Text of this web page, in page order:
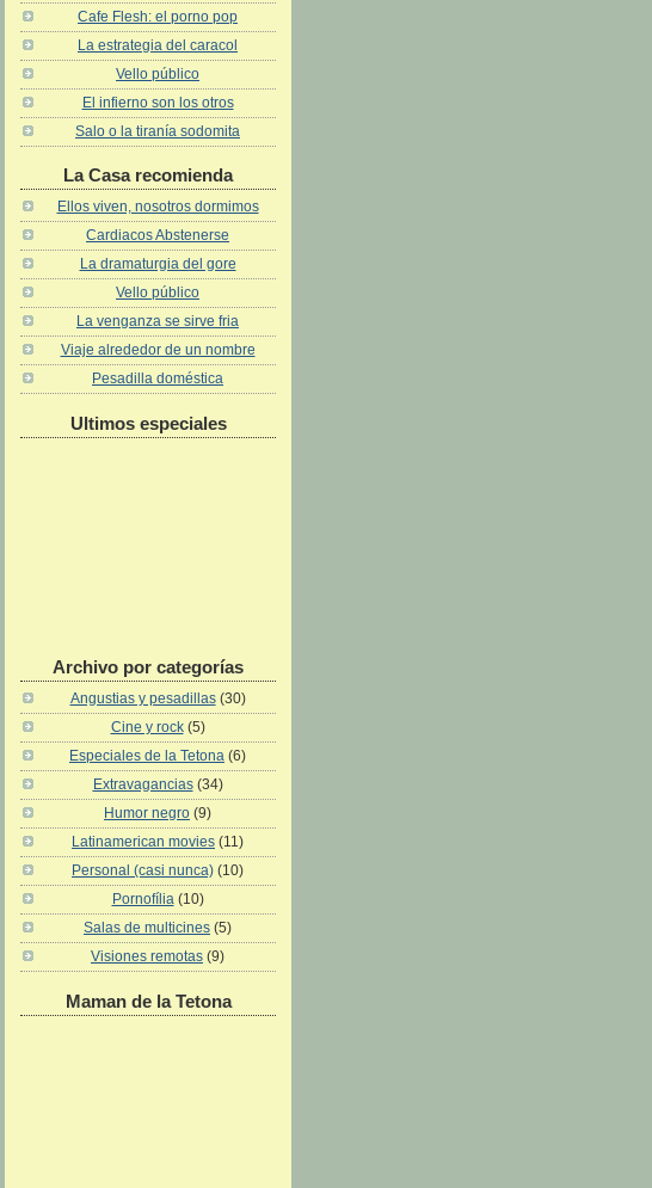
Cafe Flesh: el porno pop
La estrategia del caracol
Vello público
El infierno son los otros
Salo o la tiranía sodomita
La Casa recomienda
Ellos viven, nosotros dormimos
Cardiacos Abstenerse
La dramaturgia del gore
Vello público
La venganza se sirve fria
Viaje alrededor de un nombre
Pesadilla doméstica
Ultimos especiales
Archivo por categorías
Angustias y pesadillas (30)
Cine y rock (5)
Especiales de la Tetona (6)
Extravagancias (34)
Humor negro (9)
Latinamerican movies (11)
Personal (casi nunca) (10)
Pornofília (10)
Salas de multicines (5)
Visiones remotas (9)
Maman de la Tetona